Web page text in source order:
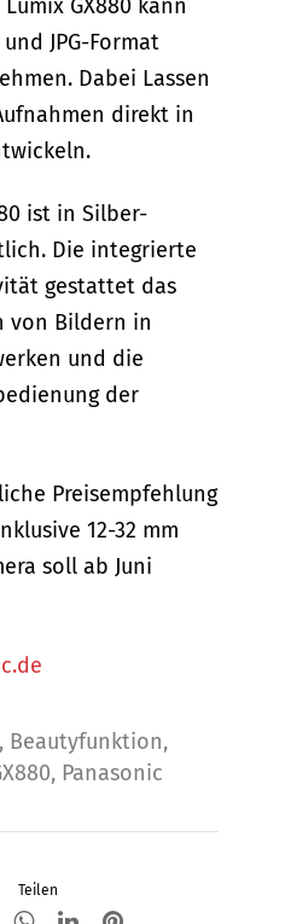
GX880 kann
JPG-Format
Dabei Lassen
direkt in
ist in Silber-
Die integrierte
gestattet das
von Bildern in
und die
der
Preisempfehlung
12-32 mm
soll ab Juni
, Beautyfunktion,
, Panasonic
Teilen